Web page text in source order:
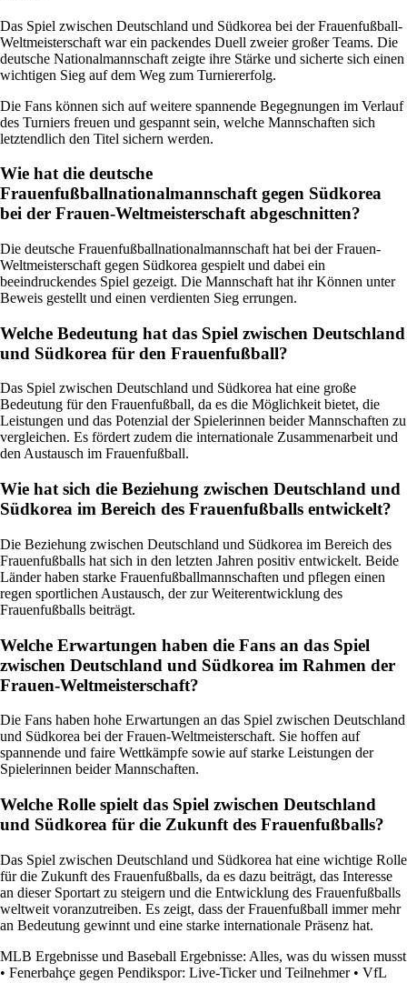
Das Spiel zwischen Deutschland und Südkorea bei der Frauenfußball-
Weltmeisterschaft war ein packendes Duell zweier großer Teams. Die
deutsche Nationalmannschaft zeigte ihre Stärke und sicherte sich einen
wichtigen Sieg auf dem Weg zum Turniererfolg.
Die Fans können sich auf weitere spannende Begegnungen im Verlauf
des Turniers freuen und gespannt sein, welche Mannschaften sich
letztendlich den Titel sichern werden.
Wie hat die deutsche
Frauenfußballnationalmannschaft gegen Südkorea
bei der Frauen-Weltmeisterschaft abgeschnitten?
Die deutsche Frauenfußballnationalmannschaft hat bei der Frauen-
Weltmeisterschaft gegen Südkorea gespielt und dabei ein
beeindruckendes Spiel gezeigt. Die Mannschaft hat ihr Können unter
Beweis gestellt und einen verdienten Sieg errungen.
Welche Bedeutung hat das Spiel zwischen Deutschland
und Südkorea für den Frauenfußball?
Das Spiel zwischen Deutschland und Südkorea hat eine große
Bedeutung für den Frauenfußball, da es die Möglichkeit bietet, die
Leistungen und das Potenzial der Spielerinnen beider Mannschaften zu
vergleichen. Es fördert zudem die internationale Zusammenarbeit und
den Austausch im Frauenfußball.
Wie hat sich die Beziehung zwischen Deutschland und
Südkorea im Bereich des Frauenfußballs entwickelt?
Die Beziehung zwischen Deutschland und Südkorea im Bereich des
Frauenfußballs hat sich in den letzten Jahren positiv entwickelt. Beide
Länder haben starke Frauenfußballmannschaften und pflegen einen
regen sportlichen Austausch, der zur Weiterentwicklung des
Frauenfußballs beiträgt.
Welche Erwartungen haben die Fans an das Spiel
zwischen Deutschland und Südkorea im Rahmen der
Frauen-Weltmeisterschaft?
Die Fans haben hohe Erwartungen an das Spiel zwischen Deutschland
und Südkorea bei der Frauen-Weltmeisterschaft. Sie hoffen auf
spannende und faire Wettkämpfe sowie auf starke Leistungen der
Spielerinnen beider Mannschaften.
Welche Rolle spielt das Spiel zwischen Deutschland
und Südkorea für die Zukunft des Frauenfußballs?
Das Spiel zwischen Deutschland und Südkorea hat eine wichtige Rolle
für die Zukunft des Frauenfußballs, da es dazu beiträgt, das Interesse
an dieser Sportart zu steigern und die Entwicklung des Frauenfußballs
weltweit voranzutreiben. Es zeigt, dass der Frauenfußball immer mehr
an Bedeutung gewinnt und eine starke internationale Präsenz hat.
MLB Ergebnisse und Baseball Ergebnisse: Alles, was du wissen musst
• Fenerbahçe gegen Pendikspor: Live-Ticker und Teilnehmer• VfL